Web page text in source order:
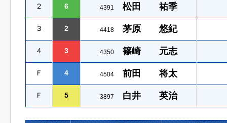
２ 6 4391 松田 祐季
３ 2 4418 茅原 悠紀
４ 3 4350 篠崎 元志
Ｆ 4 4504 前田 将太
Ｆ 5 3897 白井 英治